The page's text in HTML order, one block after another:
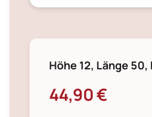
Höhe 12, Länge 50,
44,90 €